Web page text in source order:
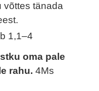
võttes tänada
1,1–4
oma pale
rahu.4Ms